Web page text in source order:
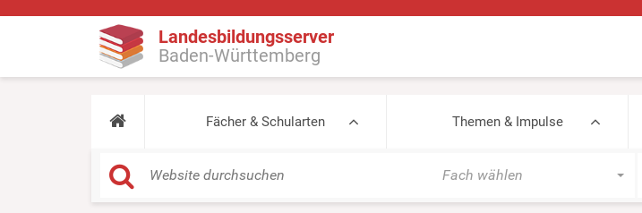
Landesbildungsserver
Baden-Württemberg
Fächer & Schularten Themen & Impulse
Fach wählen